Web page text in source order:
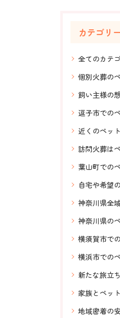
カテゴリー
全てのカテ
個別火葬のペ
飼い主様の想いを届ける、神奈
逗子市でのペット火葬
近くのペット火葬、ペッ
訪問火葬は
葉山町でのペット火葬
自宅や希望の場所で、ペットも安心の
神奈川県全域対応、訪問
神奈川県のペット葬儀なら、ペ
横須賀市でのペット火葬は、
横浜市でのペット火葬
新たな旅立ちへ安心できる場所から送りだす、ペ
家族とペットに寄り
地域密着の安心企業、ご希望に添いなが